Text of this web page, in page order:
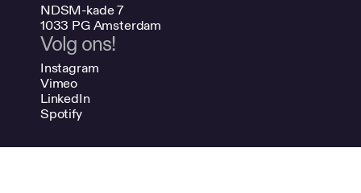
NDSM-kade 7
1033 PG Amsterdam
Volg ons!
Instagram
Vimeo
LinkedIn
Spotify